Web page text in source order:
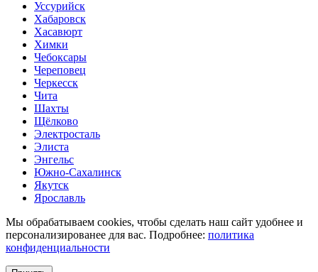
Уссурийск
Хабаровск
Хасавюрт
Химки
Чебоксары
Череповец
Черкесск
Чита
Шахты
Щёлково
Электросталь
Элиста
Энгельс
Южно-Сахалинск
Якутск
Ярославль
Мы обрабатываем cookies, чтобы сделать наш сайт удобнее и
персонализированее для вас. Подробнее: политика
конфиденциальности